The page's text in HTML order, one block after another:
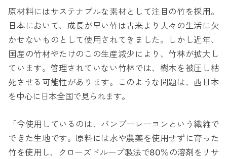
原材料にはサステナブルな素材として注目の竹を採用。
日本において、成長が早い竹は古来より人々の生活に欠
かせないものとして使用されてきました。しかし近年、
国産の竹材やたけのこの生産減少により、竹林が拡大し
ています。管理されていない竹林では、樹木を被圧し枯
死させる可能性があります。このような問題は、西日本
を中心に日本全国で見られます。
「今使用しているのは、バンブーレーヨンという繊維で
できた生地です。原料には水や農薬を使用せずに育った
竹を使用し、クローズドループ製法で80％の溶剤をリサ